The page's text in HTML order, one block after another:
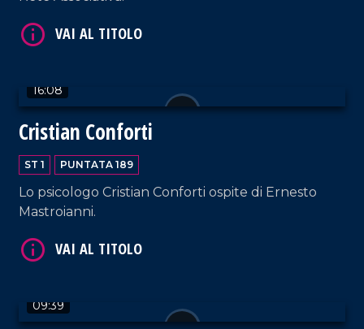
16:08
Cristian Conforti
ST 1 PUNTATA 189
Lo psicologo Cristian Conforti ospite di Ernesto
Mastroianni.
09:39
VAI AL TITOLO
VAI AL TITOLO